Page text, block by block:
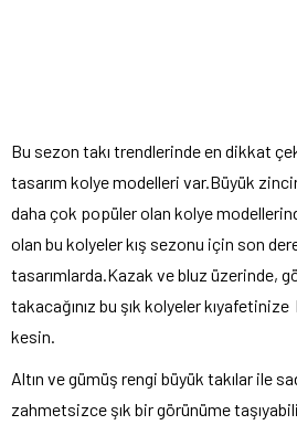
Bu sezon takı trendlerinde en dikkat
tasarım kolye modelleri var.Büyük
daha çok popüler olan kolye
olan bu kolyeler kış sezonu için son
tasarımlarda.Kazak ve bluz üzerinde,
takacağınız bu şık kolyeler
kesin.
Altın ve gümüş rengi büyük takılar ile
zahmetsizce şık bir görünüme